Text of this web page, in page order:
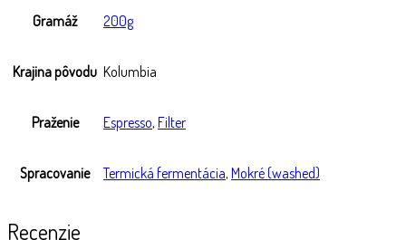
Gramáž 200g
Krajina pôvodu Kolumbia
Praženie Espresso, Filter
Spracovanie Termická fermentácia, Mokré (washed)
Recenzie